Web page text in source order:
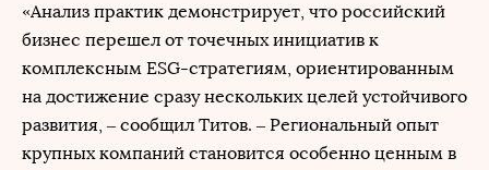
«Анализ практик демонстрирует, что российский
бизнес перешел от точечных инициатив к
комплексным ESG-стратегиям, ориентированным
на достижение сразу нескольких целей устойчивого
развития, – сообщил Титов. – Региональный опыт
крупных компаний становится особенно ценным в